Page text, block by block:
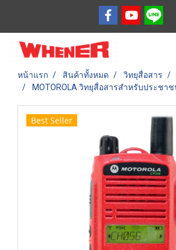
หน้าแรก สินค้าทั้งหมด วิทยุสื่อสาร
MOTOROLA วิทยุสื่อสารสำหรับประชา
Best Seller